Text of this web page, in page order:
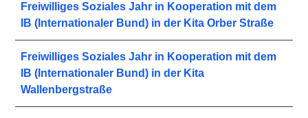
Freiwilliges Soziales Jahr in Kooperation mit dem
IB (Internationaler Bund) in der Kita Orber Straße
Freiwilliges Soziales Jahr in Kooperation mit dem
IB (Internationaler Bund) in der Kita
Wallenbergstraße